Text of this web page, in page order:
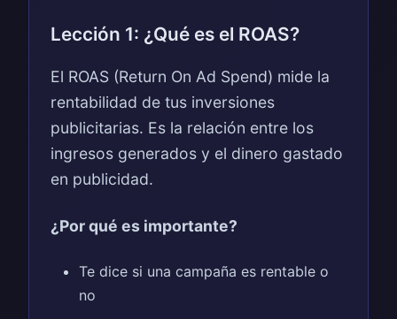
Lección 1: ¿Qué es el ROAS?
El ROAS (Return On Ad Spend) mide la
rentabilidad de tus inversiones
publicitarias. Es la relación entre los
ingresos generados y el dinero gastado
en publicidad.
¿Por qué es importante?
Te dice si una campaña es rentable o
no